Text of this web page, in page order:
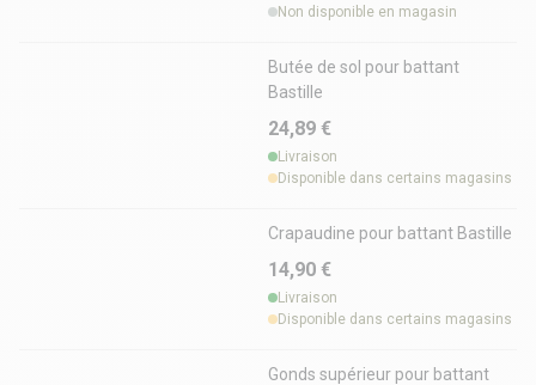
Non disponible en magasin
Butée de sol pour battant
Bastille
24,89 €
Livraison
Disponible dans certains magasins
Crapaudine pour battant Bastille
14,90 €
Livraison
Disponible dans certains magasins
Gonds supérieur pour battant